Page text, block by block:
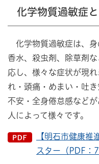
化学物質過敏症
化学物質過敏症は、身
香水、殺虫剤、除草剤
応し、様々な症状が現
れ・頭痛・めまい・吐
不安・全身倦怠感など
人によって様々です。
【明石市健康推
スター（PDF：